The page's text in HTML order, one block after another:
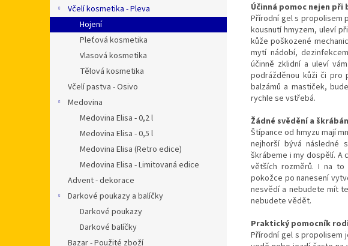
Včelí kosmetika - Pleva
Hojení
Pleťová kosmetika
Vlasová kosmetika
Tělová kosmetika
Včelí pastva - Osivo
Medovina
Medovina Elisa - 0,2 l
Medovina Elisa - 0,5 l
Medovina Elisa (Retro edice)
Medovina Elisa - Limitovaná edice
Advent - dekorace
Darkové poukazy a balíčky
Darkové poukazy
Darkové balíčky
Bazar - Použité zboží
Účinná pomoc nejen při
Přírodní gel s propolisem
kousnutí hmyzem, uleví
kůže poškozené
mytí nádobí,
účinně zklidní a uleví
podrážděnou kůži či pro
balzámů a mastiček,
rychle se vstřebá.
Žádné svědění a
Štípance od hmyzu mají
nejhorší bývá následné
škrábeme i my dospělí. A
větších rozměrů. I na to
pokožce po nanesení
nesvědí a nebudete mít
nebudete vědět.
Praktický pomocník
Přírodní gel s propolisem